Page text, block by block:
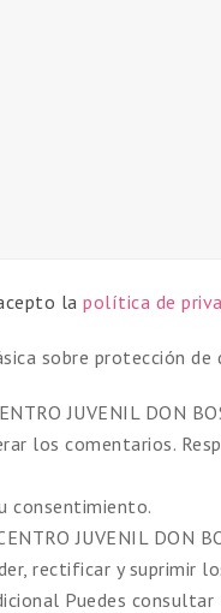
lapolítica de
sobre protección de
JUVENIL DON
los comentarios.
consentimiento.
JUVENIL DON
rectificar y suprimir
Puedes